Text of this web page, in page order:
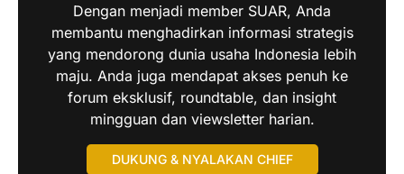
Dengan menjadi member SUAR, Anda
membantu menghadirkan informasi strategis
yang mendorong dunia usaha Indonesia lebih
maju. Anda juga mendapat akses penuh ke
forum eksklusif, roundtable, dan insight
mingguan dan viewsletter harian.
DUKUNG & NYALAKAN CHIEF